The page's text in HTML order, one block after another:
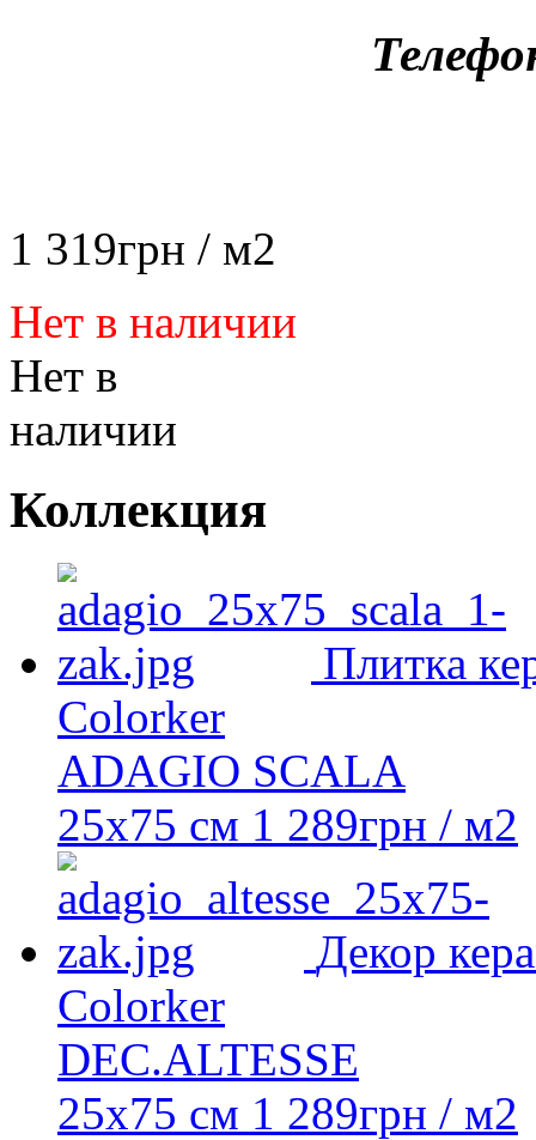
1 319грн / м2
Нет в наличии
Нет в
наличии
Коллекция
Плитка
Colorker
ADAGIO SCALA
25х75 см 1 289грн / м2
Декор
Colorker
DEC.ALTESSE
25х75 см 1 289грн / м2